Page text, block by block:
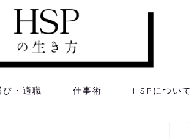
び・適職 仕事術 HSPについて